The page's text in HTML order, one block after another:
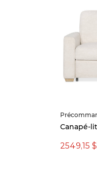
Canapé-
2549,15 $